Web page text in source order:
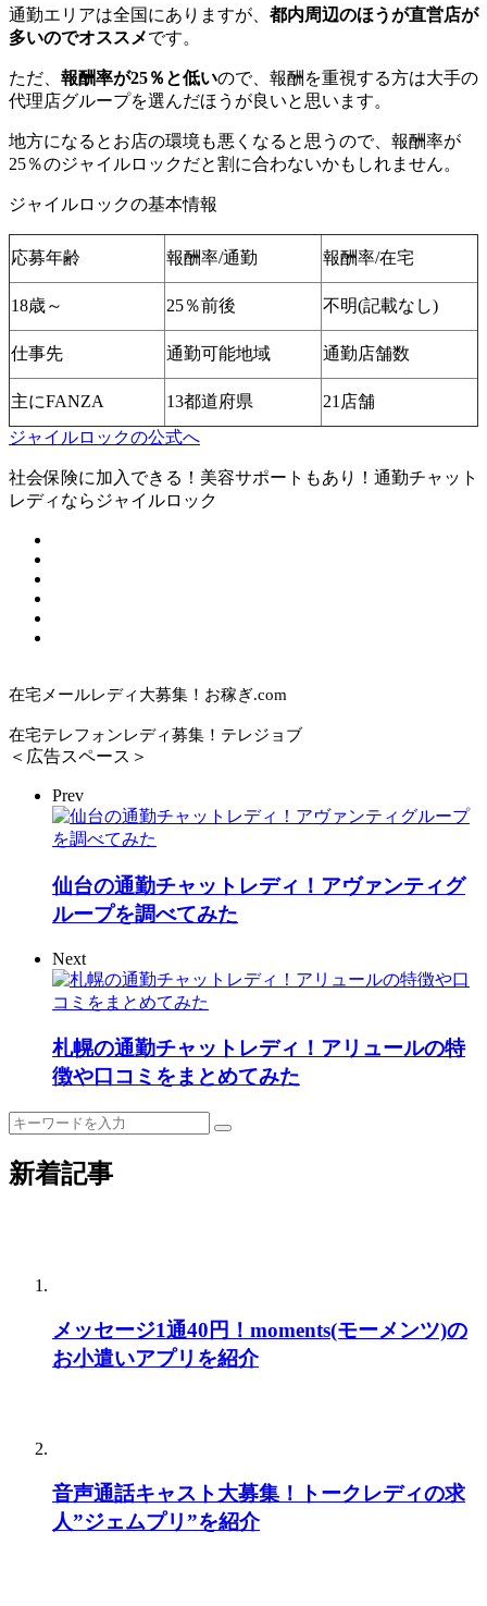
通勤エリアは全国にありますが、 都内周辺のほうが直営店が
多いのでオススメです。
ただ、 報酬率が25％と低いので、報酬を重視する方は大手の
代理店グループを選んだほうが良いと思います。
地方になるとお店の環境も悪くなると思うので、報酬率が
25％のジャイルロックだと割に合わないかもしれません。
ジャイルロックの基本情報
応募年齢 報酬率/通勤 報酬率/在宅
18歳～ 25％前後 不明(記載なし)
仕事先 通勤可能地域 通勤店舗数
主にFANZA 13都道府県
21店舗
ジャイルロックの公式へ
社会保険に加入できる！美容サポートもあり！通勤チャット
レディならジャイルロック
在宅メールレディ大募集！お稼ぎ.com
在宅テレフォンレディ募集！テレジョブ
＜広告スペース＞
Prev
仙台の通勤チャットレディ！アヴァンティグ
ループを調べてみた
Next
札幌の通勤チャットレディ！アリュールの特
徴や口コミをまとめてみた
新着記事
メッセージ1通40円！moments(モーメンツ)の
お小遣いアプリを紹介
音声通話キャスト大募集！トークレディの求
人”ジェムプリ”を紹介